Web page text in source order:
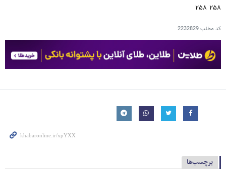
۲۵۸ ۲۵۸
کد مطلب2232829
برچسب‌ها